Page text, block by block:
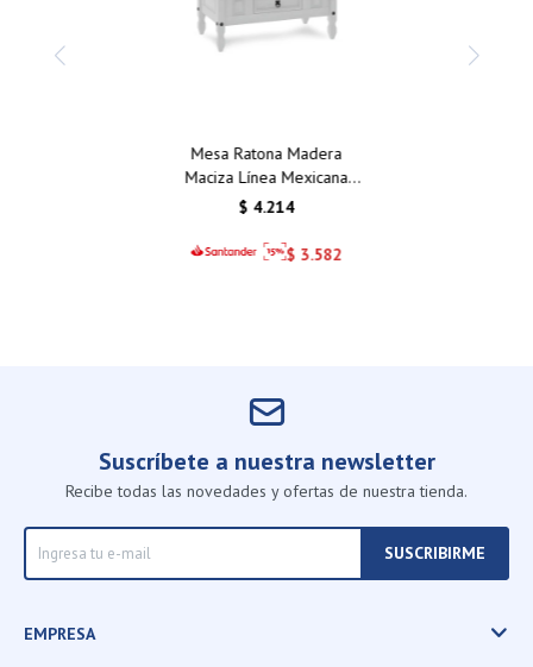
Mesa Ratona Madera
Maciza Línea Mexicana
Cera/Nevada VB211
$ 4.214
$ 3.582
Suscríbete a nuestra newsletter
Recibe todas las novedades y ofertas de nuestra tienda.
SUSCRIBIRME
EMPRESA